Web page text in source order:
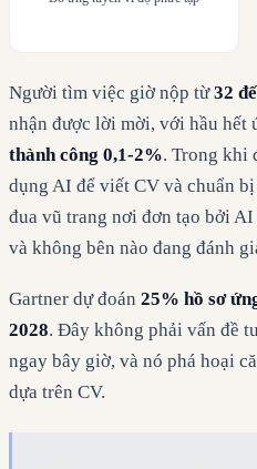
Người tìm việc giờ nộp từ32
nhận được lời mời, với hầu hết
thành công 0,1-2%. Trong khi
dụng AI để viết CV và chuẩn
đua vũ trang nơi đơn tạo bởi
và không bên nào đang đánh
Gartner dự đoán 25% hồ sơ
2028. Đây không phải vấn đề
ngay bây giờ, và nó phá hoại
dựa trên CV.